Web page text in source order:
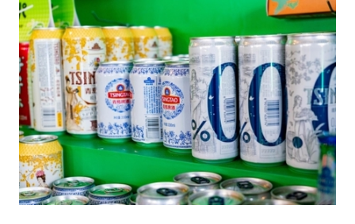
智库建设 智库专家
信息
地方动态 地方强音
在线期刊
2017 2016 2015 2018 2019
关于我们
杂志简介 杂志编委会 组织机构 联系我们 智慧中国动态
智慧城市